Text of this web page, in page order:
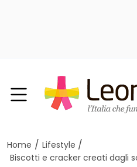
Home / Lifestyle /
Biscotti e cracker creati dagli